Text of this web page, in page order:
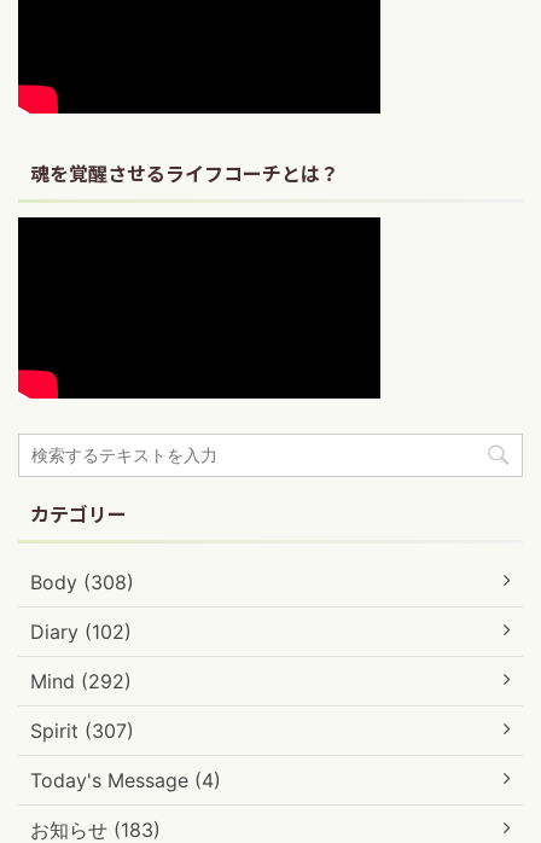
魂を覚醒させるライフコーチとは？
カテゴリー
Body (308)
Diary (102)
Mind (292)
Spirit (307)
Today's Message (4)
お知らせ (183)